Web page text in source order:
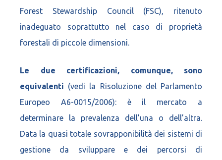
Forest Stewardship Council (FSC), ritenuto
inadeguato soprattutto nel caso di proprietà
forestali di piccole dimensioni.
Le due certificazioni, comunque, sono
equivalenti (vedi la Risoluzione del Parlamento
Europeo A6-0015/2006): è il mercato a
determinare la prevalenza dell’una o dell’altra.
Data la quasi totale sovrapponibilità dei sistemi di
gestione da sviluppare e dei percorsi di